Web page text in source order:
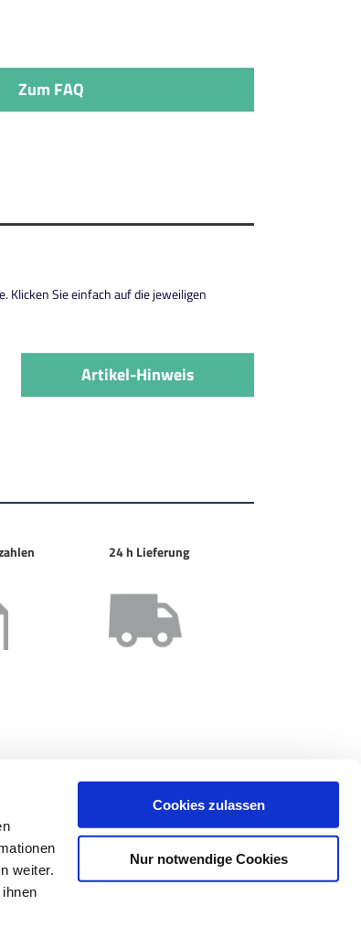
weiter.
Cookies zulassen
Nur notwendige Cookies
Zum FAQ
Klicken Sie einfach auf die jeweiligen
Artikel-Hinweis
24 h Lieferung